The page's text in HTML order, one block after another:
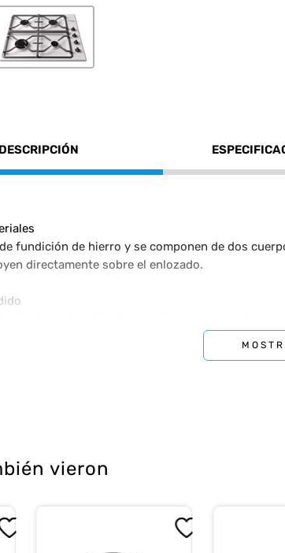
DESCRIPCIÓN
fundición de hierro y se componen de dos
directamente sobre el enlozado.
vieron